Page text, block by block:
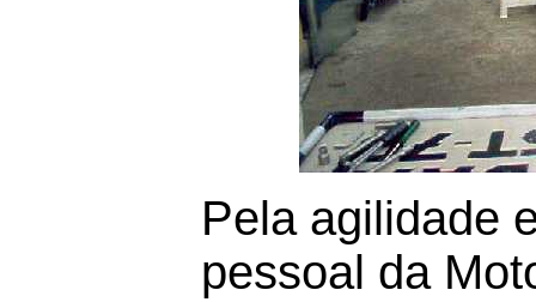
Pela agilidade
pessoal da